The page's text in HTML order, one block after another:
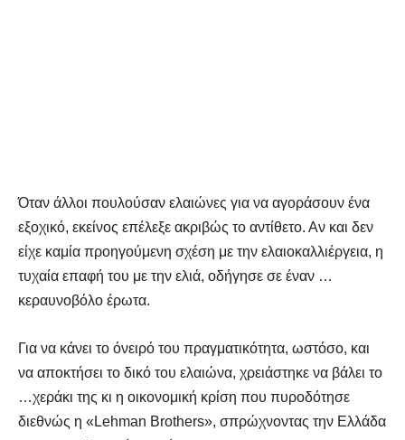
Όταν άλλοι πουλούσαν ελαιώνες για να αγοράσουν ένα
εξοχικό, εκείνος επέλεξε ακριβώς το αντίθετο. Αν και δεν
είχε καμία προηγούμενη σχέση με την ελαιοκαλλιέργεια, η
τυχαία επαφή του με την ελιά, οδήγησε σε έναν …
κεραυνοβόλο έρωτα.
Για να κάνει το όνειρό του πραγματικότητα, ωστόσο, και
να αποκτήσει το δικό του ελαιώνα, χρειάστηκε να βάλει το
…χεράκι της κι η οικονομική κρίση που πυροδότησε
διεθνώς η «Lehman Brothers», σπρώχνοντας την Ελλάδα